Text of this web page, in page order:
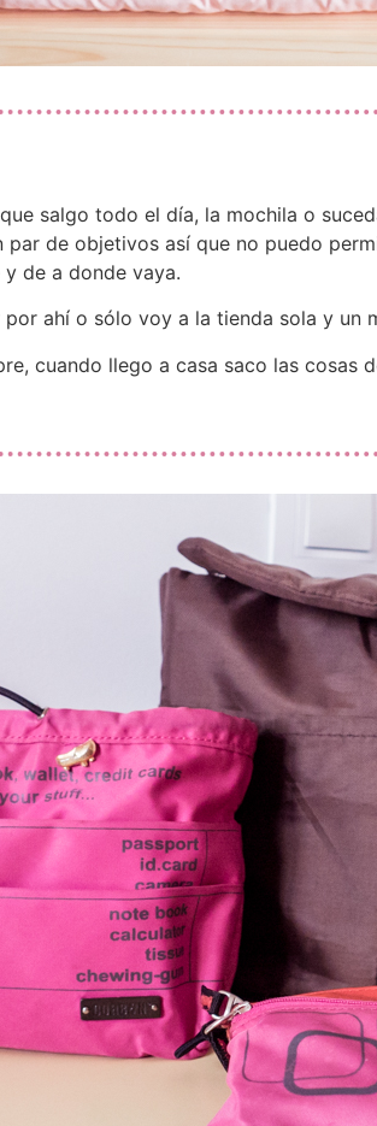
salgo todo el día, la mochila o
de objetivos así que no puedo
de a donde vaya.
ahí o sólo voy a la tienda sola y un
cuando llego a casa saco las